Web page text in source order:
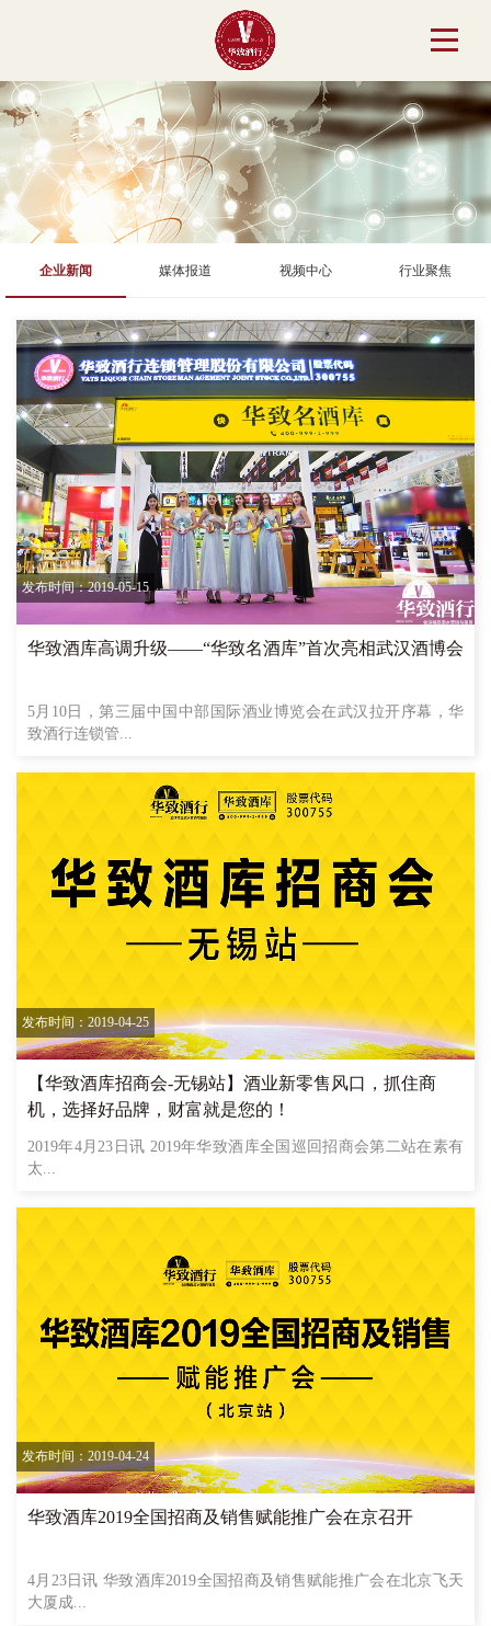
企业新闻 媒体报道 视频中心 行业聚焦
发布时间：2019-05-15
华致酒库高调升级——“华致名酒库”首次亮相武汉酒博会
5月10日，第三届中国中部国际酒业博览会在武汉拉开序幕，华
致酒行连锁管...
发布时间：2019-04-25
【华致酒库招商会-无锡站】酒业新零售风口，抓住商
机，选择好品牌，财富就是您的！
2019年4月23日讯 2019年华致酒库全国巡回招商会第二站在素有
太...
发布时间：2019-04-24
华致酒库2019全国招商及销售赋能推广会在京召开
4月23日讯 华致酒库2019全国招商及销售赋能推广会在北京飞天
大厦成...